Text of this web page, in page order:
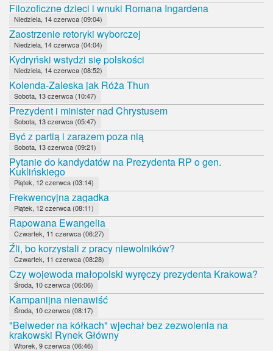
Filozoficzne dzieci i wnuki Romana Ingardena
Niedziela, 14 czerwca (09:04)
Zaostrzenie retoryki wyborczej
Niedziela, 14 czerwca (04:04)
Kydryński wstydzi się polskości
Niedziela, 14 czerwca (08:52)
Kolenda-Zaleska jak Róża Thun
Sobota, 13 czerwca (10:47)
Prezydent i minister nad Chrystusem
Sobota, 13 czerwca (05:47)
Być z partią i zarazem poza nią
Sobota, 13 czerwca (09:21)
Pytanie do kandydatów na Prezydenta RP o gen.
Kuklińskiego
Piątek, 12 czerwca (03:14)
Frekwencyjna zagadka
Piątek, 12 czerwca (08:11)
Rapowana Ewangelia
Czwartek, 11 czerwca (06:27)
Źli, bo korzystali z pracy niewolników?
Czwartek, 11 czerwca (08:28)
Czy wojewoda małopolski wyręczy prezydenta Krakowa?
Środa, 10 czerwca (06:06)
Kampanijna nienawiść
Środa, 10 czerwca (08:17)
"Belweder na kółkach" wjechał bez zezwolenia na
krakowski Rynek Główny
Wtorek, 9 czerwca (06:46)